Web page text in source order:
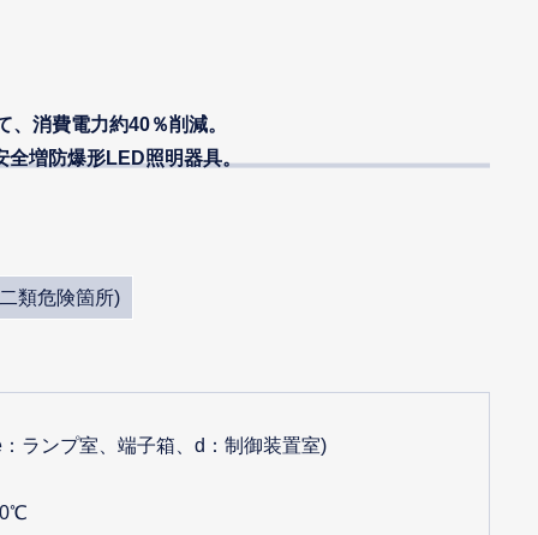
消費電力約40％削減。
増防爆形LED照明器具。
類危険箇所)
ランプ室、端子箱、d：制御装置室)